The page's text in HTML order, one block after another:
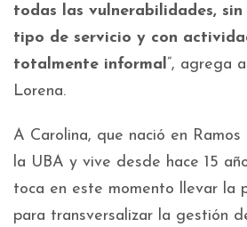
todas las vulnerabilidades, sin
tipo de servicio y con
totalmente informal”, agrega
Lorena.
A Carolina, que nació en
la UBA y vive desde hace 15
toca en este momento llevar la
para transversalizar la gestión